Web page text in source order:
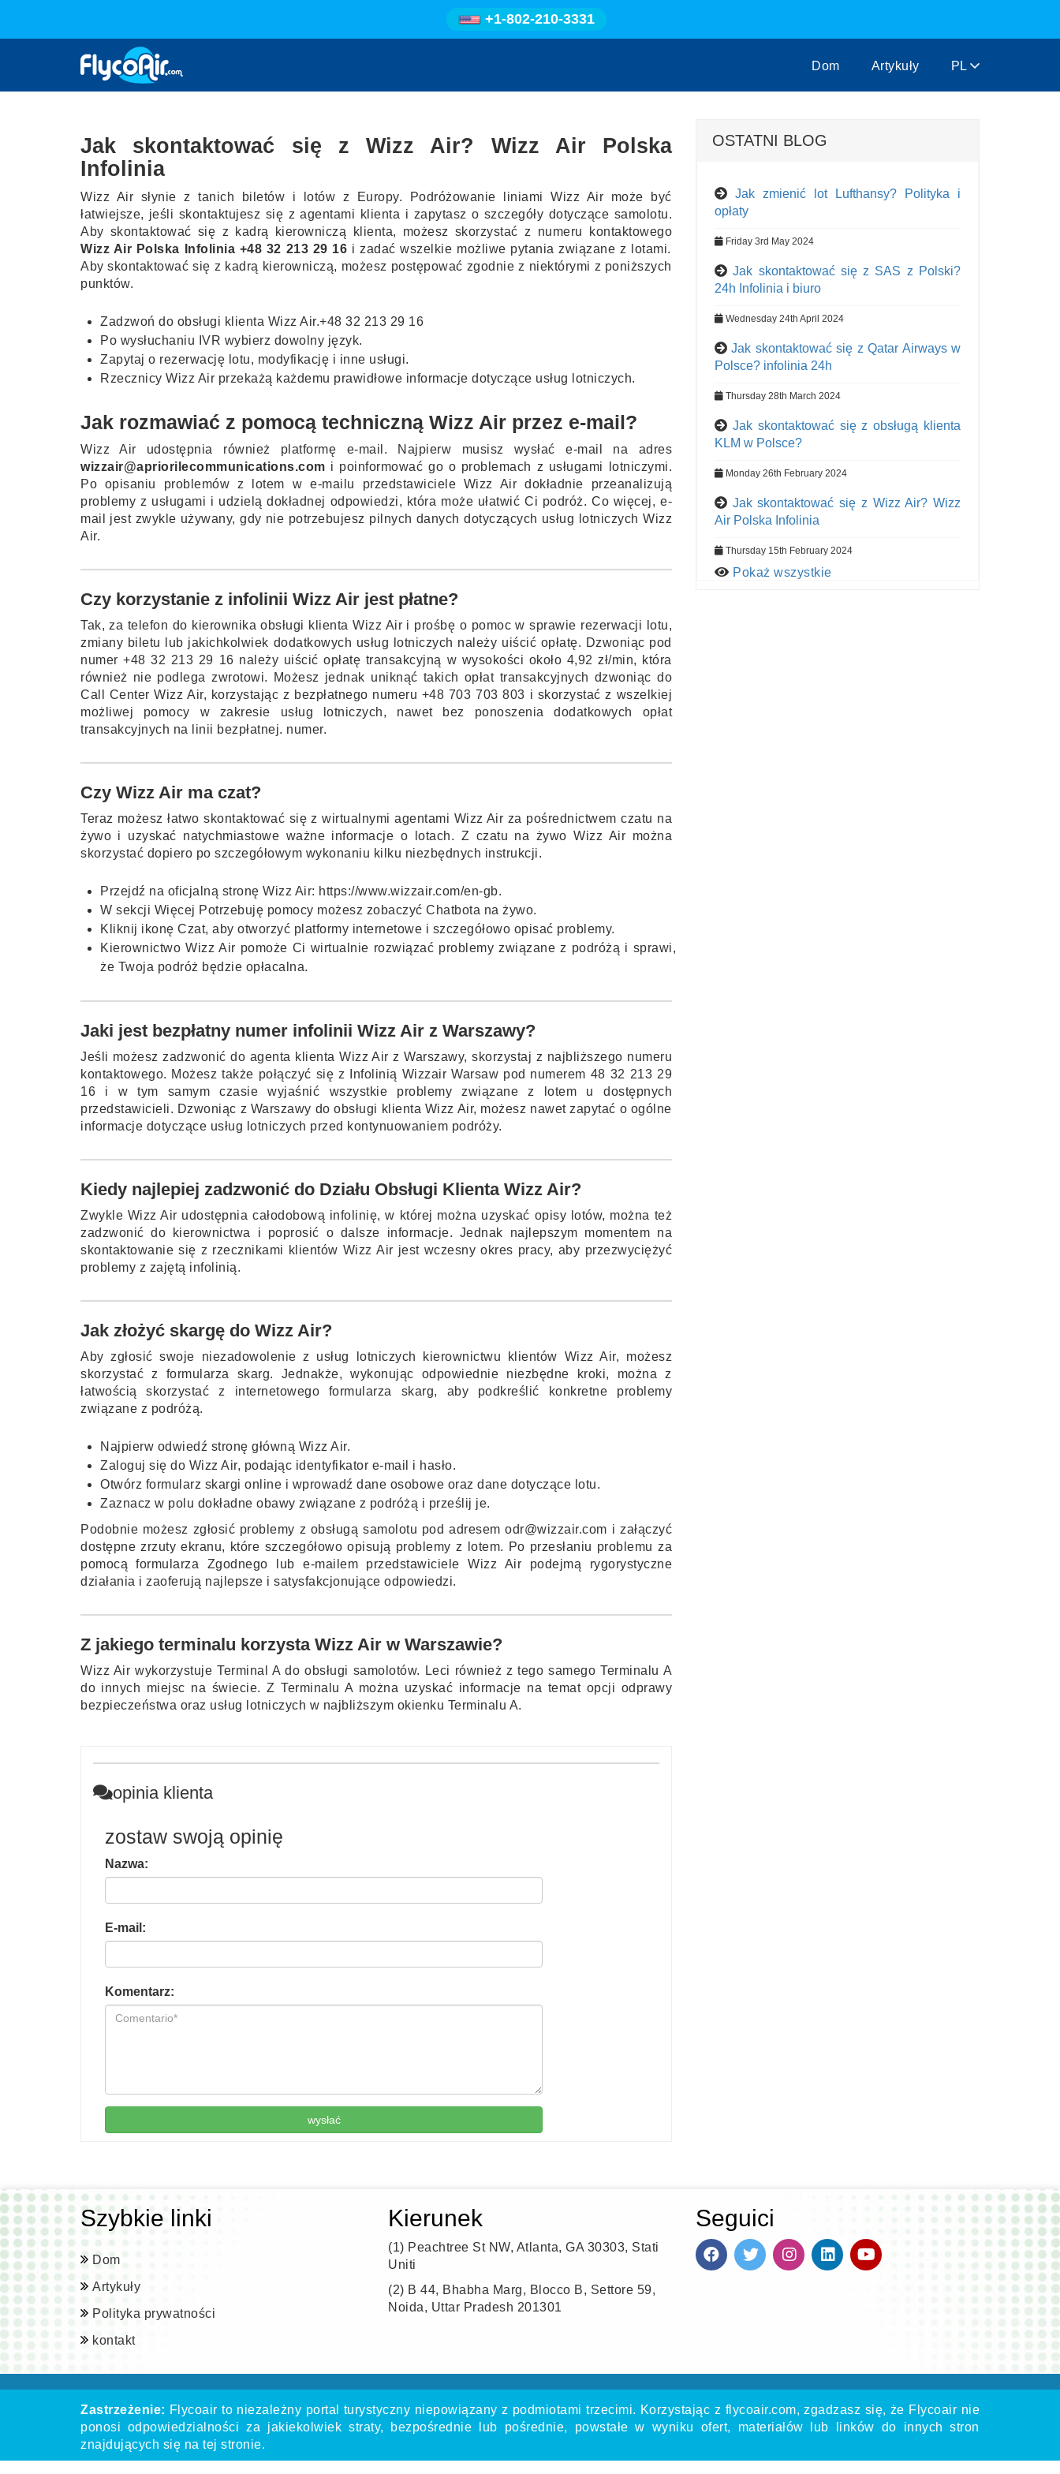
+1-802-210-3331
Dom Artykuły PL
Jak skontaktować się z Wizz Air? Wizz Air Polska
Infolinia
Wizz Air słynie z tanich biletów i lotów z Europy. Podróżowanie liniami Wizz Air może być
łatwiejsze, jeśli skontaktujesz się z agentami klienta i zapytasz o szczegóły dotyczące samolotu.
Aby skontaktować się z kadrą kierowniczą klienta, możesz skorzystać z numeru kontaktowego
Wizz Air Polska Infolinia +48 32 213 29 16 i zadać wszelkie możliwe pytania związane z lotami.
Aby skontaktować się z kadrą kierowniczą, możesz postępować zgodnie z niektórymi z poniższych
punktów.
Zadzwoń do obsługi klienta Wizz Air.+48 32 213 29 16
Po wysłuchaniu IVR wybierz dowolny język.
Zapytaj o rezerwację lotu, modyfikację i inne usługi.
Rzecznicy Wizz Air przekażą każdemu prawidłowe informacje dotyczące usług lotniczych.
Jak rozmawiać z pomocą techniczną Wizz Air przez e-mail?
Wizz Air udostępnia również platformę e-mail. Najpierw musisz wysłać e-mail na adres
wizzair@apriorilecommunications.com i poinformować go o problemach z usługami lotniczymi.
Po opisaniu problemów z lotem w e-mailu przedstawiciele Wizz Air dokładnie przeanalizują
problemy z usługami i udzielą dokładnej odpowiedzi, która może ułatwić Ci podróż. Co więcej, e-
mail jest zwykle używany, gdy nie potrzebujesz pilnych danych dotyczących usług lotniczych Wizz
Air.
Czy korzystanie z infolinii Wizz Air jest płatne?
Tak, za telefon do kierownika obsługi klienta Wizz Air i prośbę o pomoc w sprawie rezerwacji lotu,
zmiany biletu lub jakichkolwiek dodatkowych usług lotniczych należy uiścić opłatę. Dzwoniąc pod
numer +48 32 213 29 16 należy uiścić opłatę transakcyjną w wysokości około 4,92 zł/min, która
również nie podlega zwrotowi. Możesz jednak uniknąć takich opłat transakcyjnych dzwoniąc do
Call Center Wizz Air, korzystając z bezpłatnego numeru +48 703 703 803 i skorzystać z wszelkiej
możliwej pomocy w zakresie usług lotniczych, nawet bez ponoszenia dodatkowych opłat
transakcyjnych na linii bezpłatnej. numer.
Czy Wizz Air ma czat?
Teraz możesz łatwo skontaktować się z wirtualnymi agentami Wizz Air za pośrednictwem czatu na
żywo i uzyskać natychmiastowe ważne informacje o lotach. Z czatu na żywo Wizz Air można
skorzystać dopiero po szczegółowym wykonaniu kilku niezbędnych instrukcji.
Przejdź na oficjalną stronę Wizz Air: https://www.wizzair.com/en-gb.
W sekcji Więcej Potrzebuję pomocy możesz zobaczyć Chatbota na żywo.
Kliknij ikonę Czat, aby otworzyć platformy internetowe i szczegółowo opisać problemy.
Kierownictwo Wizz Air pomoże Ci wirtualnie rozwiązać problemy związane z podróżą i sprawi,
że Twoja podróż będzie opłacalna.
Jaki jest bezpłatny numer infolinii Wizz Air z Warszawy?
Jeśli możesz zadzwonić do agenta klienta Wizz Air z Warszawy, skorzystaj z najbliższego numeru
kontaktowego. Możesz także połączyć się z Infolinią Wizzair Warsaw pod numerem 48 32 213 29
16 i w tym samym czasie wyjaśnić wszystkie problemy związane z lotem u dostępnych
przedstawicieli. Dzwoniąc z Warszawy do obsługi klienta Wizz Air, możesz nawet zapytać o ogólne
informacje dotyczące usług lotniczych przed kontynuowaniem podróży.
Kiedy najlepiej zadzwonić do Działu Obsługi Klienta Wizz Air?
Zwykle Wizz Air udostępnia całodobową infolinię, w której można uzyskać opisy lotów, można też
zadzwonić do kierownictwa i poprosić o dalsze informacje. Jednak najlepszym momentem na
skontaktowanie się z rzecznikami klientów Wizz Air jest wczesny okres pracy, aby przezwyciężyć
problemy z zajętą infolinią.
Jak złożyć skargę do Wizz Air?
Aby zgłosić swoje niezadowolenie z usług lotniczych kierownictwu klientów Wizz Air, możesz
skorzystać z formularza skarg. Jednakże, wykonując odpowiednie niezbędne kroki, można z
łatwością skorzystać z internetowego formularza skarg, aby podkreślić konkretne problemy
związane z podróżą.
Najpierw odwiedź stronę główną Wizz Air.
Zaloguj się do Wizz Air, podając identyfikator e-mail i hasło.
Otwórz formularz skargi online i wprowadź dane osobowe oraz dane dotyczące lotu.
Zaznacz w polu dokładne obawy związane z podróżą i prześlij je.
Podobnie możesz zgłosić problemy z obsługą samolotu pod adresem odr@wizzair.com i załączyć
dostępne zrzuty ekranu, które szczegółowo opisują problemy z lotem. Po przesłaniu problemu za
pomocą formularza Zgodnego lub e-mailem przedstawiciele Wizz Air podejmą rygorystyczne
działania i zaoferują najlepsze i satysfakcjonujące odpowiedzi.
Z jakiego terminalu korzysta Wizz Air w Warszawie?
Wizz Air wykorzystuje Terminal A do obsługi samolotów. Leci również z tego samego Terminalu A
do innych miejsc na świecie. Z Terminalu A można uzyskać informacje na temat opcji odprawy
bezpieczeństwa oraz usług lotniczych w najbliższym okienku Terminalu A.
opinia klienta
zostaw swoją opinię
Nazwa:
E-mail:
Komentarz:
wysłać
OSTATNI BLOG
Jak zmienić lot Lufthansy? Polityka i
opłaty
Friday 3rd May 2024
Jak skontaktować się z SAS z Polski?
24h Infolinia i biuro
Wednesday 24th April 2024
Jak skontaktować się z Qatar Airways w
Polsce? infolinia 24h
Thursday 28th March 2024
Jak skontaktować się z obsługą klienta
KLM w Polsce?
Monday 26th February 2024
Jak skontaktować się z Wizz Air? Wizz
Air Polska Infolinia
Thursday 15th February 2024
Pokaż wszystkie
Szybkie linki
Dom
Artykuły
Polityka prywatności
kontakt
Kierunek
(1) Peachtree St NW, Atlanta, GA 30303, Stati
Uniti
(2) B 44, Bhabha Marg, Blocco B, Settore 59,
Noida, Uttar Pradesh 201301
Seguici
Zastrzeżenie: Flycoair to niezależny portal turystyczny niepowiązany z podmiotami trzecimi. Korzystając z flycoair.com, zgadzasz się, że Flycoair nie
ponosi odpowiedzialności za jakiekolwiek straty, bezpośrednie lub pośrednie, powstałe w wyniku ofert, materiałów lub linków do innych stron
znajdujących się na tej stronie.